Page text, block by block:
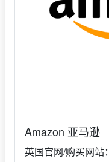
Amazon 亚马逊
英国官网/购买网站：